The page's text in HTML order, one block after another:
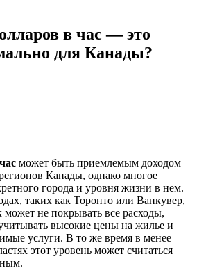
в час — это
для Канады?
может быть приемлемым доходом
Канады, однако многое
города и уровня жизни в нем.
таких как Торонто или Ванкувер,
может не покрывать все расходы,
высокие цены на жилье и
услуги. В то же время в менее
этот уровень может считаться